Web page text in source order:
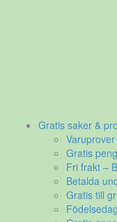
Gratis saker &
Varuprover
Gratis
Fri frakt –
Betalda
Gratis till